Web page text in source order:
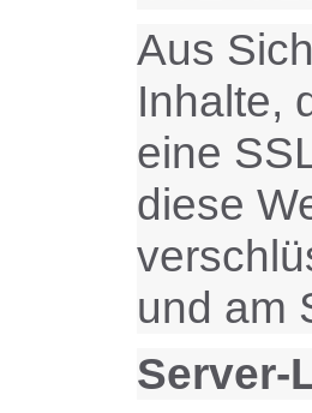
Aus
Inhalte,
eine
diese
und am
Server-